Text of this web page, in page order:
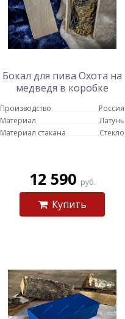
Бокал для пива Охота на
медведя в коробке
Производство
Россия
Материал
Латунь
Материал стакана
Стекло
12 590 руб.
Купить